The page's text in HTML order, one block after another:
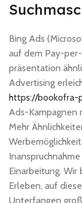
Bing Ads
auf dem Pay-
präsentation
Advertising
https://bookofra-
Ads-Kampagnen
Mehr
Einarbeitung.
Erleben, auf
Unterfangen